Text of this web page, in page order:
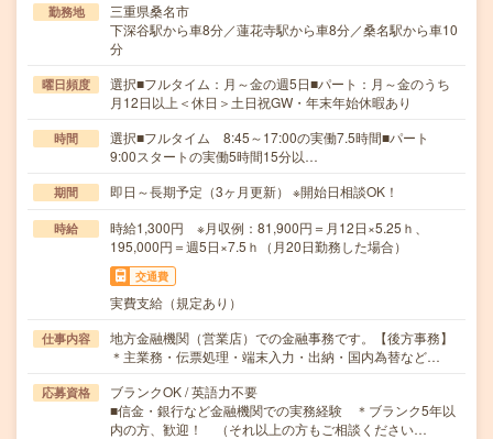
勤務地
三重県桑名市
下深谷駅から車8分／蓮花寺駅から車8分／桑名駅から車10
分
曜日頻度
選択■フルタイム：月～金の週5日■パート：月～金のうち
月12日以上＜休日＞土日祝GW・年末年始休暇あり
時間
選択■フルタイム 8:45～17:00の実働7.5時間■パート
9:00スタートの実働5時間15分以…
期間 即日～長期予定（3ヶ月更新） ※開始日相談OK！
時給
時給1,300円 ※月収例：81,900円＝月12日×5.25ｈ、
195,000円＝週5日×7.5ｈ（月20日勤務した場合）
交通費
実費支給（規定あり）
仕事内容
地方金融機関（営業店）での金融事務です。【後方事務】
＊主業務・伝票処理・端末入力・出納・国内為替など…
応募資格
ブランクOK / 英語力不要
■信金・銀行など金融機関での実務経験 ＊ブランク5年以
内の方、歓迎！ （それ以上の方もご相談ください…